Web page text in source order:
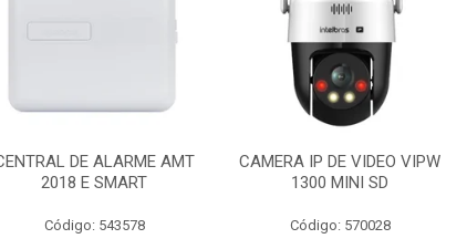
DE ALARME AMT
2018 E SMART
Código: 543578
CAMERA IP DE VIDEO VIPW
1300 MINI SD
Código: 570028